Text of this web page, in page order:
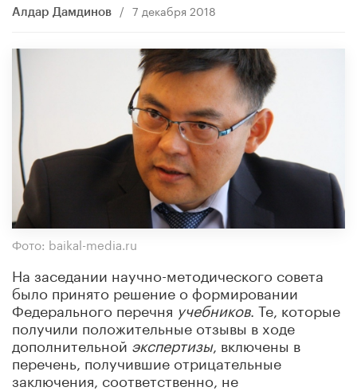
Алдар Дамдинов / 7 декабря 2018
Фото: baikal-media.ru
На заседании научно-методического совета
было принято решение о формировании
Федерального перечня учебников. Те, которые
получили положительные отзывы в ходе
дополнительной экспертизы, включены в
перечень, получившие отрицательные
заключения, соответственно, не